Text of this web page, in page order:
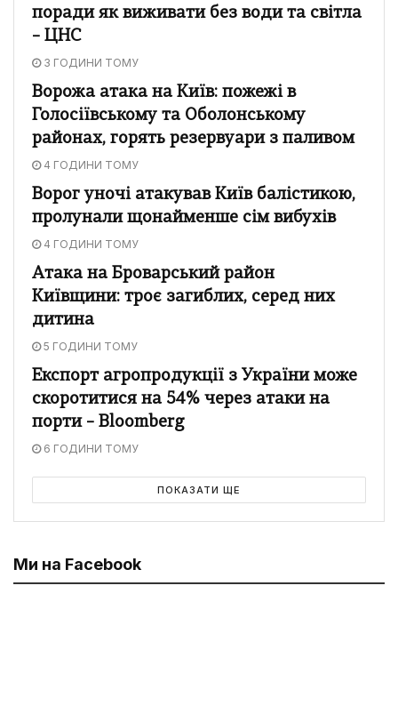
поради як виживати без води та світла
– ЦНС
3 ГОДИНИ ТОМУ
Ворожа атака на Київ: пожежі в
Голосіївському та Оболонському
районах, горять резервуари з паливом
4 ГОДИНИ ТОМУ
Ворог уночі атакував Київ балістикою,
пролунали щонайменше сім вибухів
4 ГОДИНИ ТОМУ
Атака на Броварський район
Київщини: троє загиблих, серед них
дитина
5 ГОДИНИ ТОМУ
Експорт агропродукції з України може
скоротитися на 54% через атаки на
порти – Bloomberg
6 ГОДИНИ ТОМУ
ПОКАЗАТИ ЩЕ
Ми на Facebook